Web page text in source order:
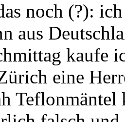
noch (?):
aus
kaufe
eine
Teflonmäntel